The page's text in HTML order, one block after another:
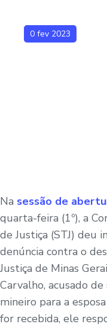
0 fev 2023
Na sessão de
quarta-feira (1º), a
de Justiça (STJ) deu
denúncia contra o
Justiça de Minas
Carvalho, acusado
mineiro para a
for recebida, ele